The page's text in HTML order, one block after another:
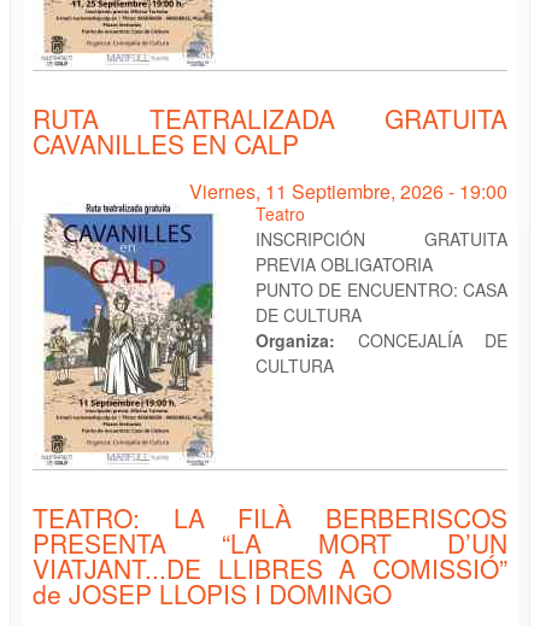
RUTA TEATRALIZADA GRATUITA
CAVANILLES EN CALP
Viernes, 11 Septiembre, 2026 - 19:00
Teatro
INSCRIPCIÓN GRATUITA
PREVIA OBLIGATORIA
PUNTO DE ENCUENTRO: CASA
DE CULTURA
Organiza: CONCEJALÍA DE
CULTURA
TEATRO: LA FILÀ BERBERISCOS
PRESENTA “LA MORT D’UN
VIATJANT...DE LLIBRES A COMISSIÓ”
de JOSEP LLOPIS I DOMINGO